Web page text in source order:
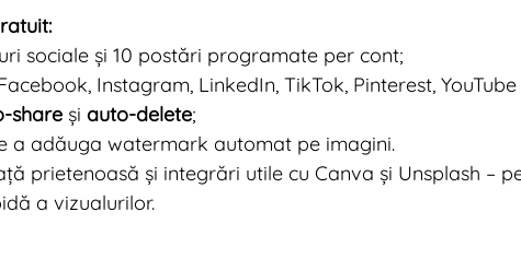
sociale și 10 postări programate per cont;
Instagram, LinkedIn, TikTok, Pinterest,
share și auto-delete;
a adăuga watermark automat pe imagini.
prietenoasă și integrări utile cu Canva și Unsplash –
a vizualurilor.